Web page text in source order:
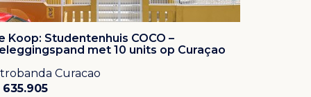
Koop: Studentenhuis COCO –
met 10 units op Curaçao
Curacao